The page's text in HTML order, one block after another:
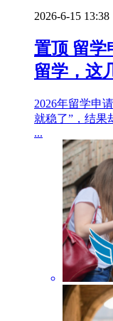
2026-6-15 13:38
置顶 留学
留学，这
2026年留学申
就稳了”，结果
...